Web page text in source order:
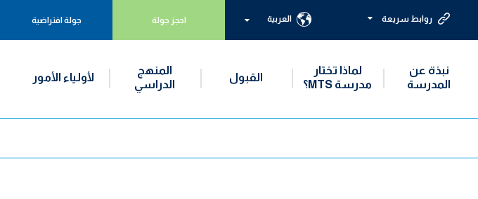
روابط سريعة العربية احجز جولة جولة افتراضية
نبذة عن
المدرسة
لماذا تختار
مدرسة MTS؟
القبول
المنهج
الدراسي
لأولياء الأمور